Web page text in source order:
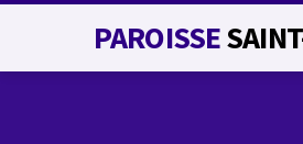
PAROISSE